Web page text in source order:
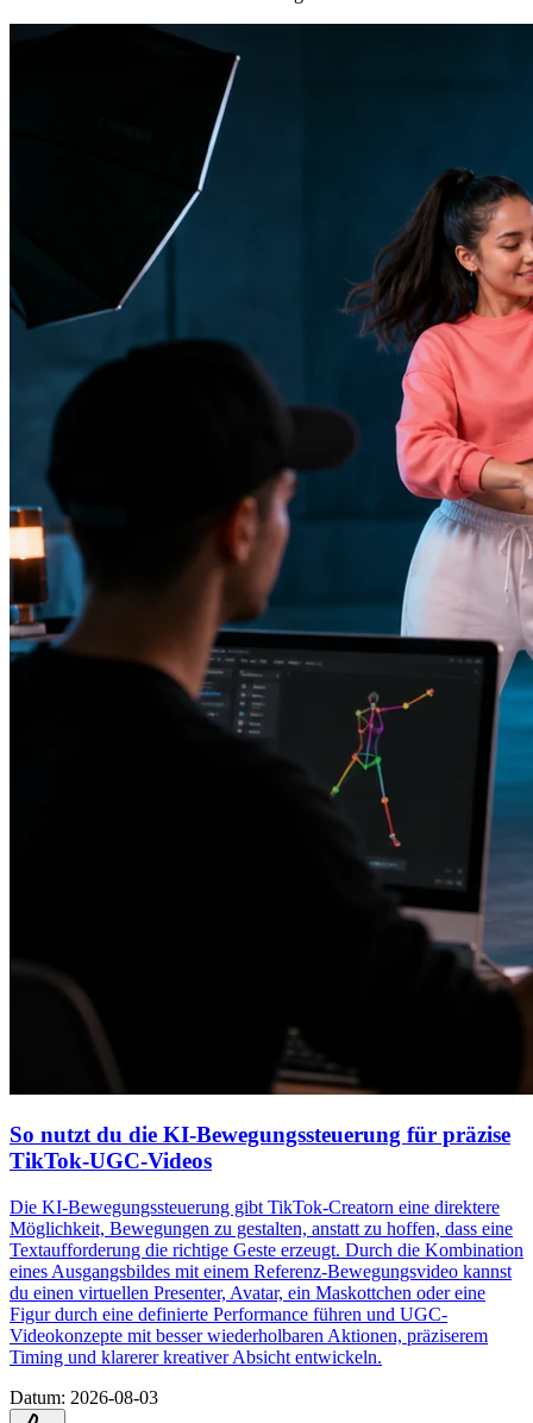
So nutzt du die KI-Bewegungssteuerung für präzise
TikTok-UGC-Videos
Die KI-Bewegungssteuerung gibt TikTok-Creatorn eine direktere
Möglichkeit, Bewegungen zu gestalten, anstatt zu hoffen, dass eine
Textaufforderung die richtige Geste erzeugt. Durch die Kombination
eines Ausgangsbildes mit einem Referenz-Bewegungsvideo kannst
du einen virtuellen Presenter, Avatar, ein Maskottchen oder eine
Figur durch eine definierte Performance führen und UGC-
Videokonzepte mit besser wiederholbaren Aktionen, präziserem
Timing und klarerer kreativer Absicht entwickeln.
Datum: 2026-08-03